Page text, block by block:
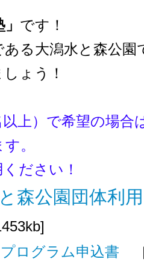
です！
ある大潟水と森公
ょう！
）で希望の場合は
。
さい！
森公園団体利
ログラム申込書